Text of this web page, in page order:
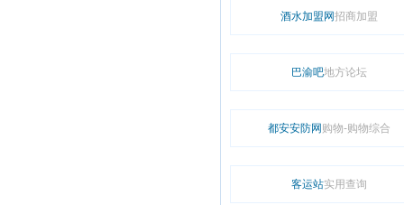
酒水加盟网招商加盟
巴渝吧地方论坛
都安安防网 购物-购物综合
客运站实用查询